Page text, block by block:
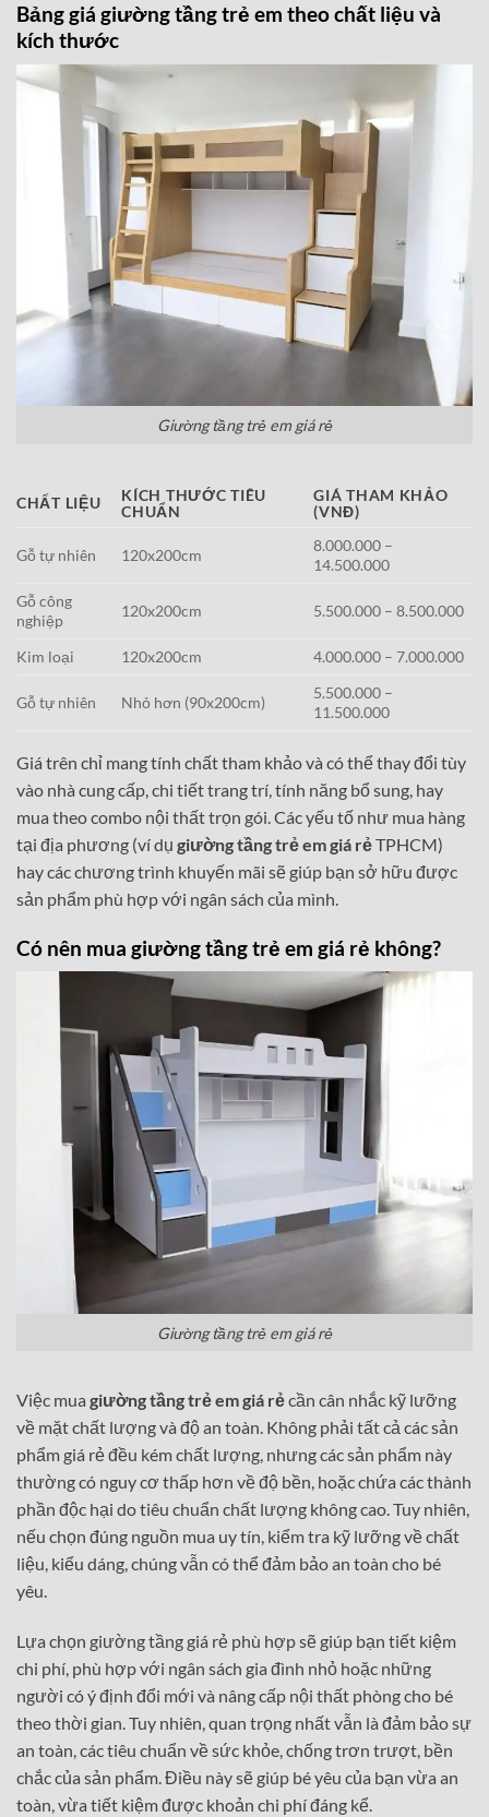
Bảng giá giường tầng trẻ em theo chất liệu và
kích thước
Giường tầng trẻ em giá rẻ
CHẤT LIỆU
KÍCH THƯỚC TIÊU
CHUẨN
GIÁ THAM KHẢO
(VNĐ)
Gỗ tự nhiên 120x200cm
8.000.000 –
14.500.000
Gỗ công
nghiệp
120x200cm 5.500.000 – 8.500.000
Kim loại 120x200cm 4.000.000 – 7.000.000
Gỗ tự nhiên Nhỏ hơn (90x200cm)
5.500.000 –
11.500.000
Giá trên chỉ mang tính chất tham khảo và có thể thay đổi tùy
vào nhà cung cấp, chi tiết trang trí, tính năng bổ sung, hay
mua theo combo nội thất trọn gói. Các yếu tố như mua hàng
tại địa phương (ví dụ giường tầng trẻ em giá rẻTPHCM)
hay các chương trình khuyến mãi sẽ giúp bạn sở hữu được
sản phẩm phù hợp với ngân sách của mình.
Có nên mua giường tầng trẻ em giá rẻ không?
Giường tầng trẻ em giá rẻ
Việc mua giường tầng trẻ em giá rẻcần cân nhắc kỹ lưỡng
về mặt chất lượng và độ an toàn. Không phải tất cả các sản
phẩm giá rẻ đều kém chất lượng, nhưng các sản phẩm này
thường có nguy cơ thấp hơn về độ bền, hoặc chứa các thành
phần độc hại do tiêu chuẩn chất lượng không cao. Tuy nhiên,
nếu chọn đúng nguồn mua uy tín, kiểm tra kỹ lưỡng về chất
liệu, kiểu dáng, chúng vẫn có thể đảm bảo an toàn cho bé
yêu.
Lựa chọn giường tầng giá rẻ phù hợp sẽ giúp bạn tiết kiệm
chi phí, phù hợp với ngân sách gia đình nhỏ hoặc những
người có ý định đổi mới và nâng cấp nội thất phòng cho bé
theo thời gian. Tuy nhiên, quan trọng nhất vẫn là đảm bảo sự
an toàn, các tiêu chuẩn về sức khỏe, chống trơn trượt, bền
chắc của sản phẩm. Điều này sẽ giúp bé yêu của bạn vừa an
toàn, vừa tiết kiệm được khoản chi phí đáng kể.